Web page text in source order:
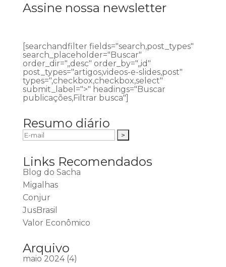
Assine nossa newsletter
[searchandfilter fields="search,post_types"
search_placeholder="Buscar"
order_dir=",,desc" order_by=",,id"
post_types="artigos,videos-e-slides,post"
types=",checkbox,checkbox,select"
submit_label=">" headings="Buscar
publicações,Filtrar busca"]
Resumo diário
Links Recomendados
Blog do Sacha
Migalhas
Conjur
JusBrasil
Valor Econômico
Arquivo
maio 2024(4)